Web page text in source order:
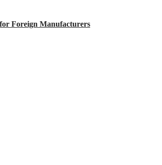
Foreign Manufacturers